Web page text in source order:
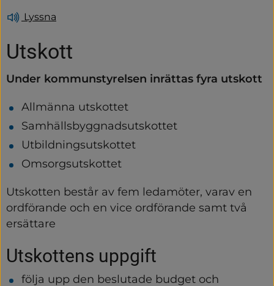
Lyssna
Utskott
Under kommunstyrelsen inrättas fyra utskott
Allmänna utskottet
Samhällsbyggnadsutskottet
Utbildningsutskottet
Omsorgsutskottet
Utskotten består av fem ledamöter, varav en
ordförande och en vice ordförande samt två
ersättare
Utskottens uppgift
följa upp den beslutade budget och